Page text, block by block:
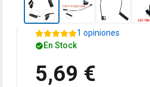
1 opiniones
En Stock
5,69 €